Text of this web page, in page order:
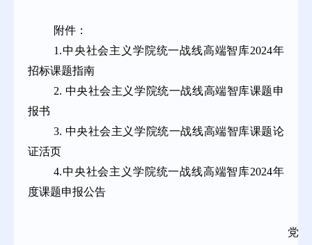
附件：
1.中央社会主义学院统一战线高端智库2024年
招标课题指南
2. 中央社会主义学院统一战线高端智库课题申
报书
3. 中央社会主义学院统一战线高端智库课题论
证活页
4.中央社会主义学院统一战线高端智库2024年
度课题申报公告
党